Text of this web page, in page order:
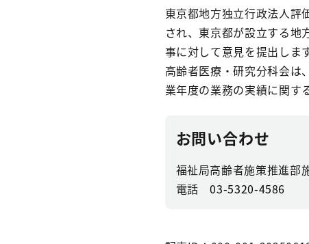
東京都地方独立行政法人評
され、東京都が設立する地
事に対して意見を提出します
高齢者医療・研究分科会は
業年度の業務の実績に関す
お問い合わせ
福祉局高齢者施策推進部
電話03-5320-4586